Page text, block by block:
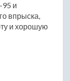
95 и
впрыска,
и хорошую